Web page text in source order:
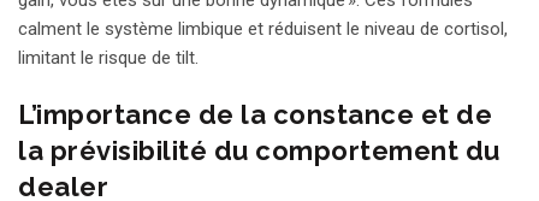
calment le système limbique et réduisent le niveau de cortisol,
limitant le risque de tilt.
L’importance de la constance et de
la prévisibilité du comportement du
dealer